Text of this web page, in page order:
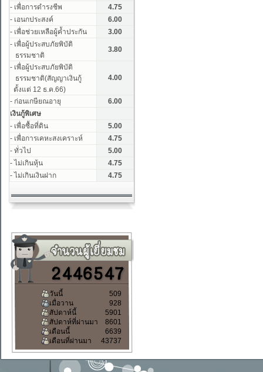
วันนี้
509
เมื่อวาน
928
สัปดาห์นี้
5901
สัปดาห์ที่ผ่านมา
8601
เดือนนี้
6639
เดือนที่ผ่านมา
43737